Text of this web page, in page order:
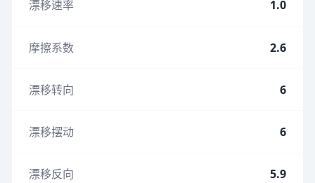
漂移速率 1.0
摩擦系数 2.6
漂移转向 6
漂移摆动 6
漂移反向 5.9